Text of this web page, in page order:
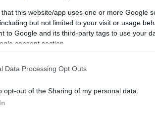
that this website/app uses one or more Google
but not limited to your visit or usage
to Google and its third-party tags to use your
consent section.
Data Processing Opt Outs
opt-out of the Sharing of my personal data.